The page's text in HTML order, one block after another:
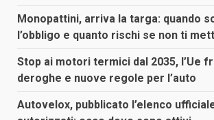
Monopattini, arriva la targa: quando
l’obbligo e quanto rischi se non ti
Stop ai motori termici dal 2035, l’Ue
deroghe e nuove regole per l’auto
Autovelox, pubblicato l’elenco